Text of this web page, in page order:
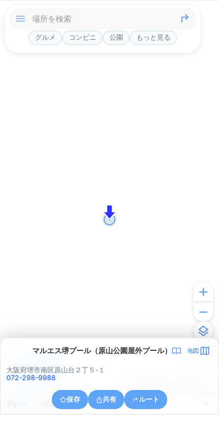
グルメ コンビニ 公園 もっと見る
マルエス堺プール（原山公園屋外プール） 地図
大阪府堺市南区原山台２丁５-１
072-298-9988
保存 共有 ルート
大阪府和泉市万町
アプリで見る